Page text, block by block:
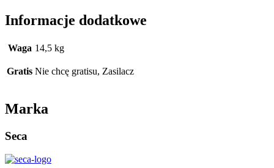
Informacje dodatkowe
Waga 14,5 kg
Gratis Nie chcę gratisu, Zasilacz
Marka
Seca